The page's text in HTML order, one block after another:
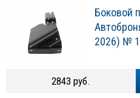
Боковой
2026) №
2843 руб.